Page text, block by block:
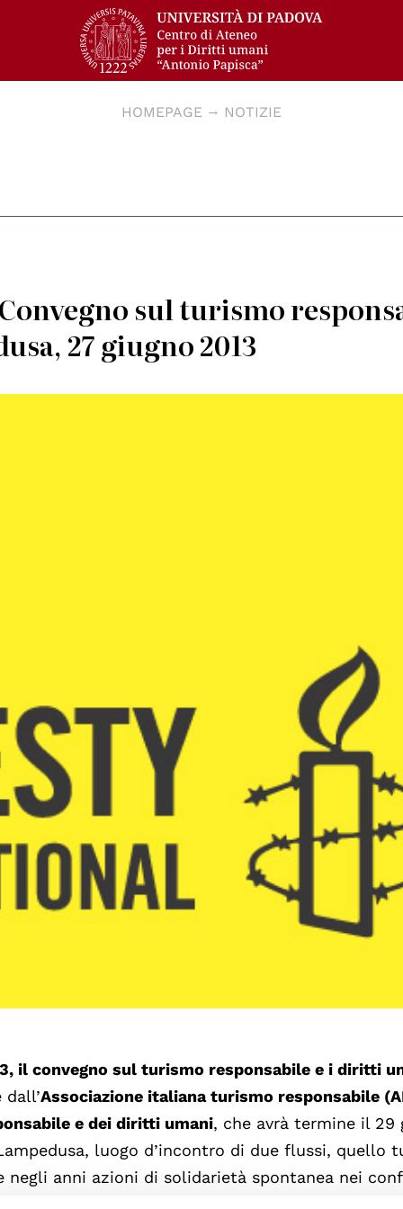
HOMEPAGE NOTIZIE
sul turismo
27 giugno 2013
il convegno sul turismo responsabile e i diritti
dall’Associazione italiana turismo responsabile
e dei diritti umani, che avrà termine il 29
luogo d’incontro di due flussi, quello
anni azioni di solidarietà spontanea nei